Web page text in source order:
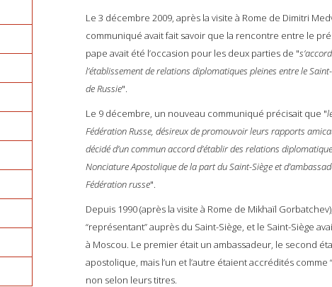
Le 3 décembre 2009, après la visite à Rome de Dimitri
communiqué avait fait savoir que la rencontre entre le
pape avait été l’occasion pour les deux parties de "
l’établissement de relations diplomatiques pleines entre le
de Russie".
Le 9 décembre, un nouveau communiqué précisait que "
Fédération Russe, désireux de promouvoir leurs rapports
décidé d’un commun accord d’établir des relations
Nonciature Apostolique de la part du Saint-Siège et
Fédération russe".
Depuis 1990 (après la visite à Rome de Mikhaïl
“représentant” auprès du Saint-Siège, et le Saint-Siège
à Moscou. Le premier était un ambassadeur, le second
apostolique, mais l’un et l’autre étaient accrédités comme
non selon leurs titres.